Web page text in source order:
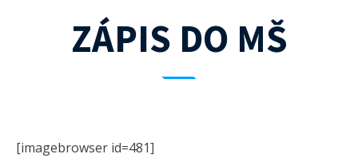
ZÁPIS DO MŠ
[imagebrowser id=481]